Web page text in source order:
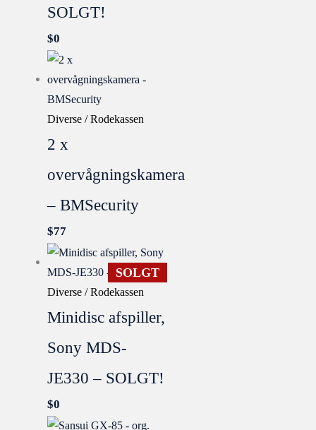
SOLGT!
$0
Diverse / Rodekassen
2 x
overvågningskamera
– BMSecurity
$77
SOLGT
Diverse / Rodekassen
Minidisc afspiller,
Sony MDS-
JE330 – SOLGT!
$0